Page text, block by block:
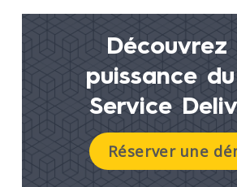
Découvrez
puissance du
Service
Réserver une